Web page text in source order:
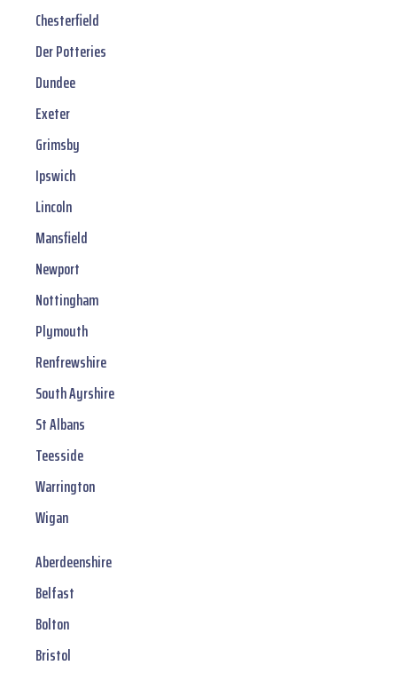
Chesterfield
Der Potteries
Dundee
Exeter
Grimsby
Ipswich
Lincoln
Mansfield
Newport
Nottingham
Plymouth
Renfrewshire
South Ayrshire
St Albans
Teesside
Warrington
Wigan
Aberdeenshire
Belfast
Bolton
Bristol